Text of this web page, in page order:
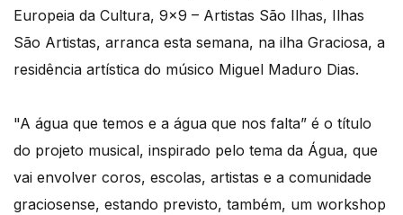
Europeia da Cultura, 9×9 – Artistas São Ilhas, Ilhas
São Artistas, arranca esta semana, na ilha Graciosa, a
residência artística do músico Miguel Maduro Dias.
"A água que temos e a água que nos falta” é o título
do projeto musical, inspirado pelo tema da Água, que
vai envolver coros, escolas, artistas e a comunidade
graciosense, estando previsto, também, um workshop